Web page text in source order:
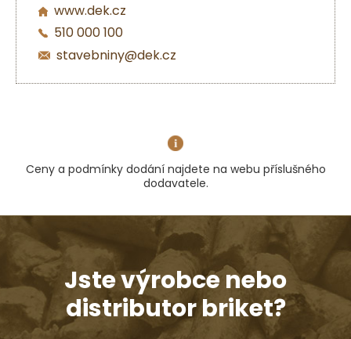
www.dek.cz
510 000 100
stavebniny@dek.cz
Ceny a podmínky dodání najdete na webu příslušného
dodavatele.
Jste výrobce nebo
distributor briket?